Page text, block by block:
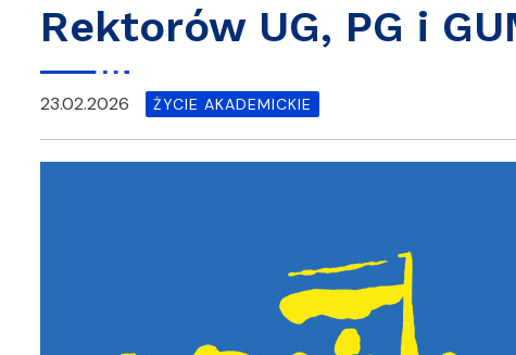
Rektorów UG, PG i
23.02.2026 ŻYCIE AKADEMICKIE